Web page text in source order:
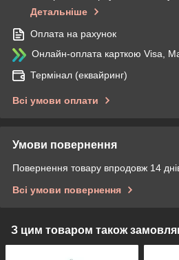
Детальніше
Оплата на рахунок
Онлайн-оплата карткою Visa,
Термінал (еквайринг)
Всі умови оплати
Умови повернення
Повернення товару впродовж 14
Всі умови повернення
З цим товаром також